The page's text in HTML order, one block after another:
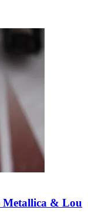
Metallica & Lou